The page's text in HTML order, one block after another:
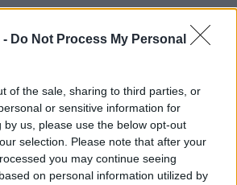
- Do Not Process My Personal
of the sale, sharing to third parties, or
or sensitive information for
by us, please use the below opt-out
selection. Please note that after your
you may continue seeing
on personal information utilized by
2022